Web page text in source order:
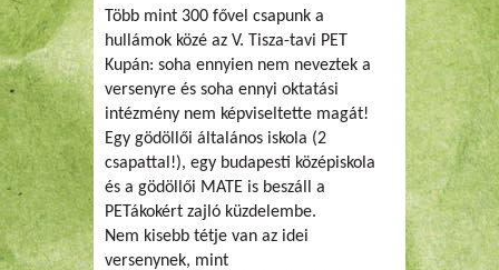
Több mint 300 fővel csapunk a
hullámok közé az V. Tisza-tavi PET
Kupán: soha ennyien nem neveztek a
versenyre és soha ennyi oktatási
intézmény nem képviseltette magát!
Egy gödöllői általános iskola (2
csapattal!), egy budapesti középiskola
és a gödöllői MATE is beszáll a
PETákokért zajló küzdelembe.
Nem kisebb tétje van az idei
versenynek, mint